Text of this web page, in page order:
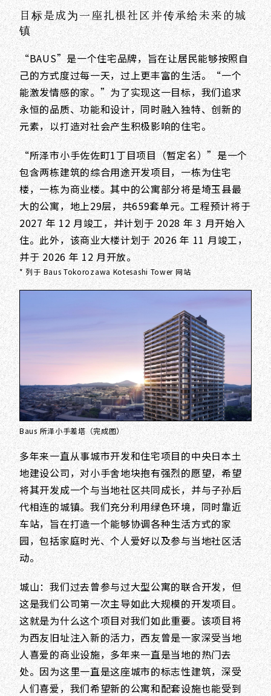
目标是成为一座扎根社区并传承给未来的城
镇
“BAUS”是一个住宅品牌，旨在让居民能够按照自
己的方式度过每一天，过上更丰富的生活。“一个
能激发情感的家。”为了实现这一目标，我们追求
永恒的品质、功能和设计，同时融入独特、创新的
元素，以打造对社会产生积极影响的住宅。
“所泽市小手佐佐町1丁目项目（暂定名）”是一个
包含两栋建筑的综合用途开发项目，一栋为住宅
楼，一栋为商业楼。其中的公寓部分将是埼玉县最
大的公寓，地上29层，共659套单元。工程预计将于
2027 年 12 月竣工，并计划于 2028 年 3 月开始入
住。此外，该商业大楼计划于 2026 年 11 月竣工，
并于 2026 年 12 月开放。
* 列于 Baus Tokorozawa Kotesashi Tower 网站
Baus 所泽小手差塔（完成图）
多年来一直从事城市开发和住宅项目的中央日本土
地建设公司，对小手舍地块抱有强烈的愿望，希望
将其开发成一个与当地社区共同成长，并与子孙后
代相连的城镇。我们充分利用绿色环境，同时靠近
车站，旨在打造一个能够协调各种生活方式的家
园，包括家庭时光、个人爱好以及参与当地社区活
动。
城山：我们过去曾参与过大型公寓的联合开发，但
这是我们公司第一次主导如此大规模的开发项目。
这就是为什么这个项目对我们如此重要。该项目将
为西友旧址注入新的活力，西友曾是一家深受当地
人喜爱的商业设施，多年来一直是当地的热门去
处。因为这里一直是这座城市的标志性建筑，深受
人们喜爱，我们希望新的公寓和配套设施也能受到